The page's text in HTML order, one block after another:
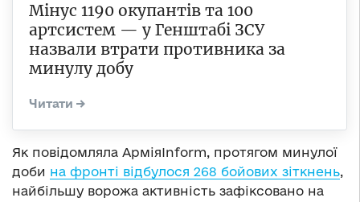
Мінус 1190 окупантів та 100
артсистем — у Генштабі ЗСУ
назвали втрати противника за
минулу добу
Як повідомляла АрміяInform, протягом минулої
доби на фронті відбулося 268 бойових зіткнень,
найбільшу ворожа активність зафіксовано на